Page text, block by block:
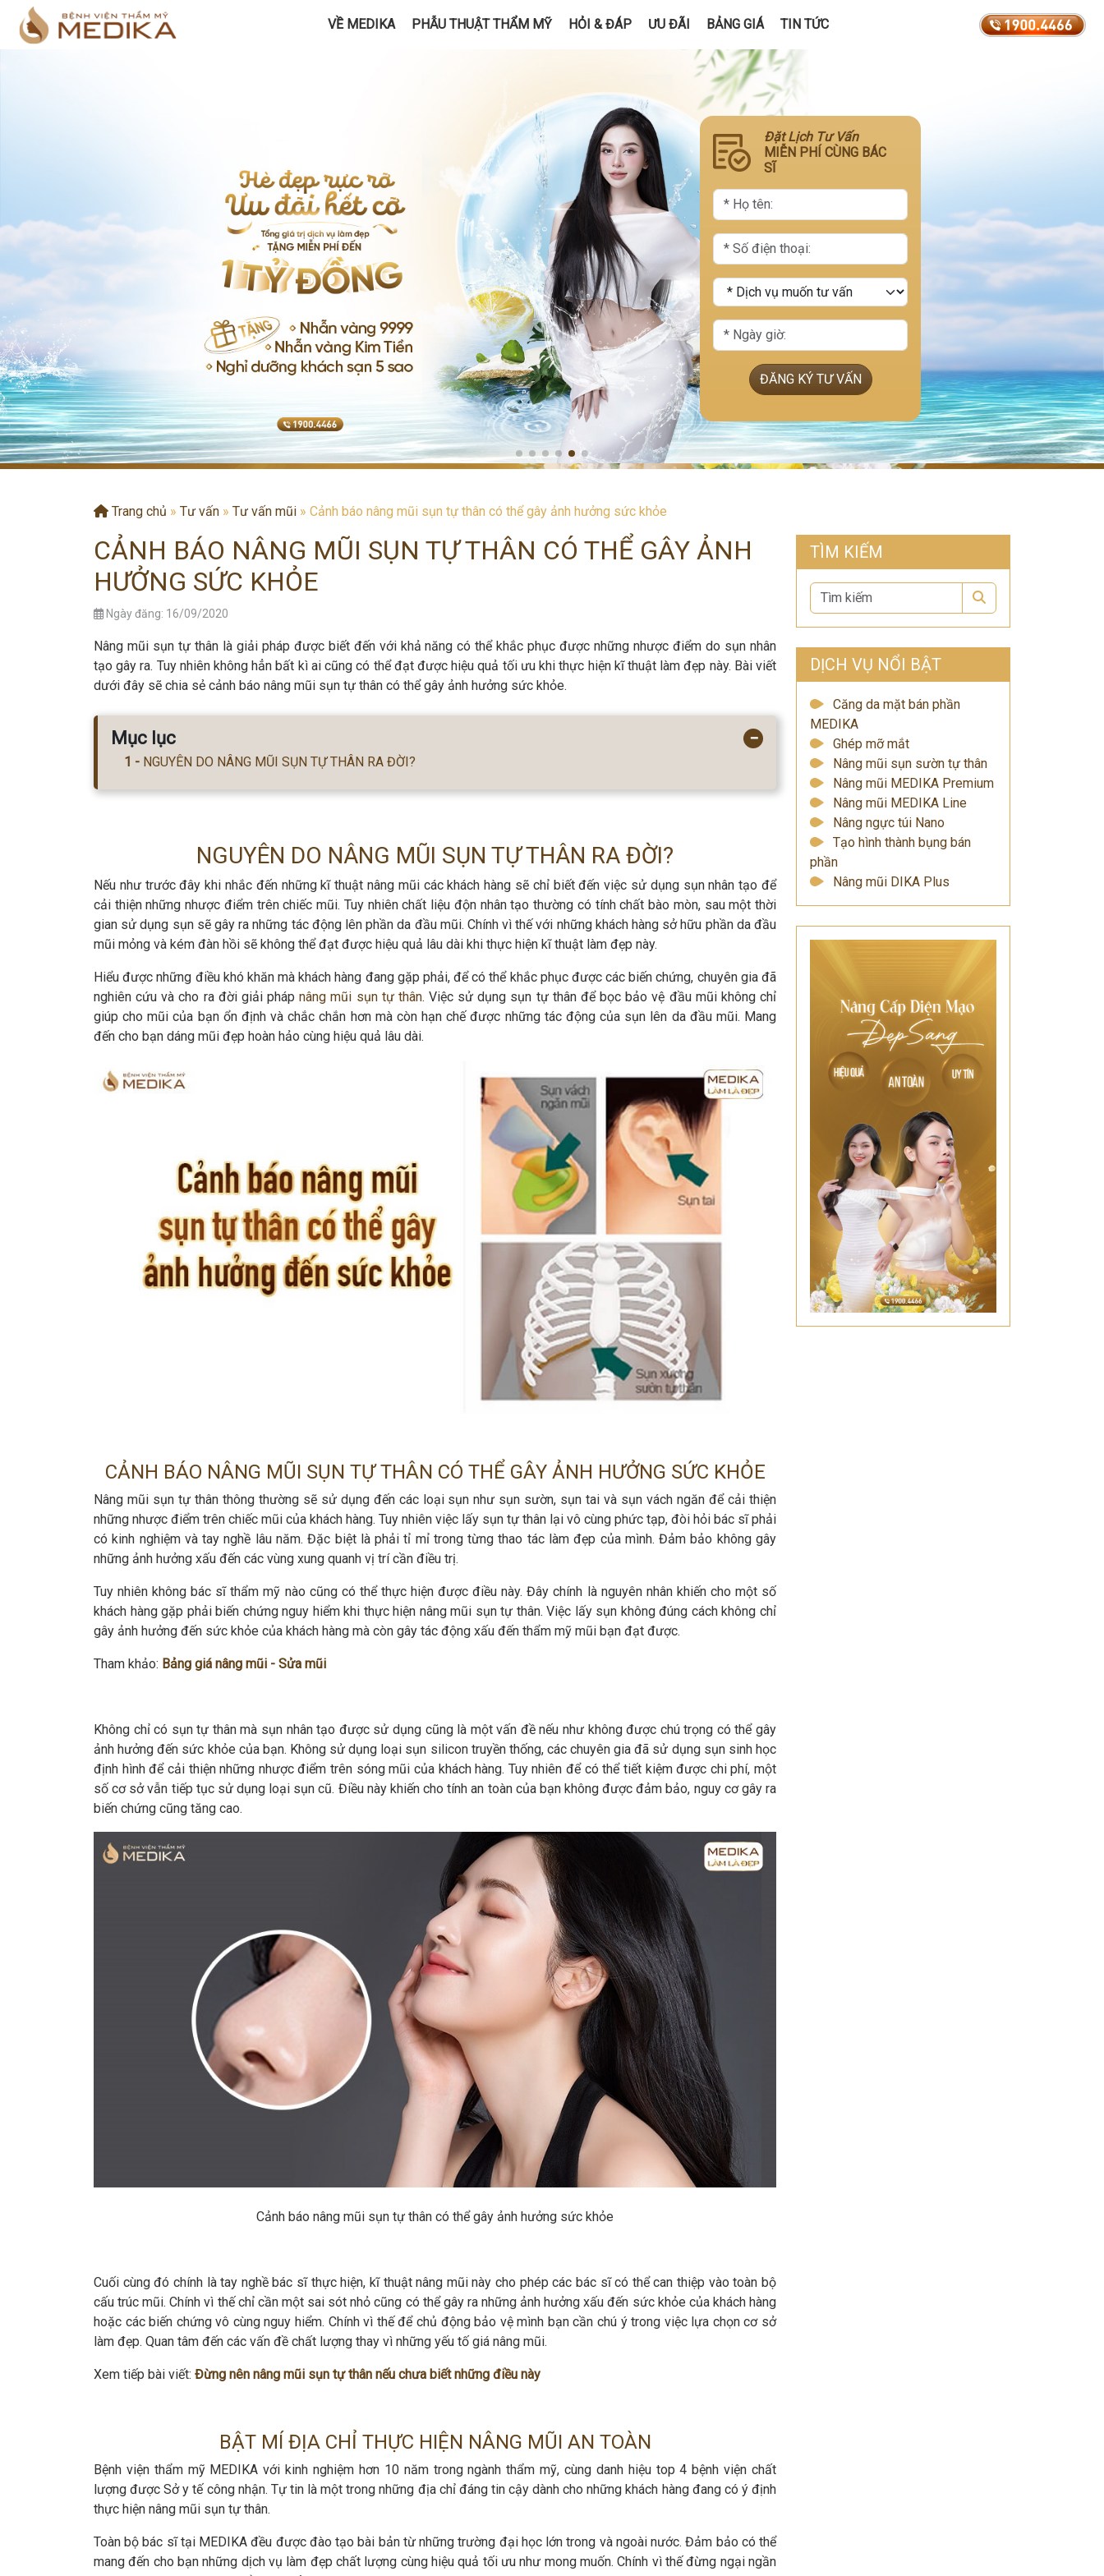
VỀ MEDIKA PHẪU THUẬT THẨM MỸ HỎI & ĐÁP ƯU ĐÃI BẢNG GIÁ TIN TỨC
Đặt Lịch Tư Vấn
MIỄN PHÍ CÙNG BÁC
SĨ
ĐĂNG KÝ TƯ VẤN
Trang chủ » Tư vấn » Tư vấn mũi » Cảnh báo nâng mũi sụn tự thân có thể gây ảnh hưởng sức khỏe
CẢNH BÁO NÂNG MŨI SỤN TỰ THÂN CÓ THỂ GÂY ẢNH
HƯỞNG SỨC KHỎE
Ngày đăng: 16/09/2020
Nâng mũi sụn tự thân là giải pháp được biết đến với khả năng có thể khắc phục được những nhược điểm do sụn nhân
tạo gây ra. Tuy nhiên không hẳn bất kì ai cũng có thể đạt được hiệu quả tối ưu khi thực hiện kĩ thuật làm đẹp này. Bài viết
dưới đây sẽ chia sẻ cảnh báo nâng mũi sụn tự thân có thể gây ảnh hưởng sức khỏe.
Mục lục −
NGUYÊN DO NÂNG MŨI SỤN TỰ THÂN RA ĐỜI?
NGUYÊN DO NÂNG MŨI SỤN TỰ THÂN RA ĐỜI?
Nếu như trước đây khi nhắc đến những kĩ thuật nâng mũi các khách hàng sẽ chỉ biết đến việc sử dụng sụn nhân tạo để
cải thiện những nhược điểm trên chiếc mũi. Tuy nhiên chất liệu độn nhân tạo thường có tính chất bào mòn, sau một thời
gian sử dụng sụn sẽ gây ra những tác động lên phần da đầu mũi. Chính vì thế với những khách hàng sở hữu phần da đầu
mũi mỏng và kém đàn hồi sẽ không thể đạt được hiệu quả lâu dài khi thực hiện kĩ thuật làm đẹp này.
Hiểu được những điều khó khăn mà khách hàng đang gặp phải, để có thể khắc phục được các biến chứng, chuyên gia đã
nghiên cứu và cho ra đời giải phápnâng mũi sụn tự thân. Việc sử dụng sụn tự thân để bọc bảo vệ đầu mũi không chỉ
giúp cho mũi của bạn ổn định và chắc chắn hơn mà còn hạn chế được những tác động của sụn lên da đầu mũi. Mang
đến cho bạn dáng mũi đẹp hoàn hảo cùng hiệu quả lâu dài.
CẢNH BÁO NÂNG MŨI SỤN TỰ THÂN CÓ THỂ GÂY ẢNH HƯỞNG SỨC KHỎE
Nâng mũi sụn tự thân thông thường sẽ sử dụng đến các loại sụn như sụn sườn, sụn tai và sụn vách ngăn để cải thiện
những nhược điểm trên chiếc mũi của khách hàng. Tuy nhiên việc lấy sụn tự thân lại vô cùng phức tạp, đòi hỏi bác sĩ phải
có kinh nghiệm và tay nghề lâu năm. Đặc biệt là phải tỉ mỉ trong từng thao tác làm đẹp của mình. Đảm bảo không gây
những ảnh hưởng xấu đến các vùng xung quanh vị trí cần điều trị.
Tuy nhiên không bác sĩ thẩm mỹ nào cũng có thể thực hiện được điều này. Đây chính là nguyên nhân khiến cho một số
khách hàng gặp phải biến chứng nguy hiểm khi thực hiện nâng mũi sụn tự thân. Việc lấy sụn không đúng cách không chỉ
gây ảnh hưởng đến sức khỏe của khách hàng mà còn gây tác động xấu đến thẩm mỹ mũi bạn đạt được.
Tham khảo: Bảng giá nâng mũi - Sửa mũi
Không chỉ có sụn tự thân mà sụn nhân tạo được sử dụng cũng là một vấn đề nếu như không được chú trọng có thể gây
ảnh hưởng đến sức khỏe của bạn. Không sử dụng loại sụn silicon truyền thống, các chuyên gia đã sử dụng sụn sinh học
định hình để cải thiện những nhược điểm trên sóng mũi của khách hàng. Tuy nhiên để có thể tiết kiệm được chi phí, một
số cơ sở vẫn tiếp tục sử dụng loại sụn cũ. Điều này khiến cho tính an toàn của bạn không được đảm bảo, nguy cơ gây ra
biến chứng cũng tăng cao.
Cảnh báo nâng mũi sụn tự thân có thể gây ảnh hưởng sức khỏe
Cuối cùng đó chính là tay nghề bác sĩ thực hiện, kĩ thuật nâng mũi này cho phép các bác sĩ có thể can thiệp vào toàn bộ
cấu trúc mũi. Chính vì thế chỉ cần một sai sót nhỏ cũng có thể gây ra những ảnh hưởng xấu đến sức khỏe của khách hàng
hoặc các biến chứng vô cùng nguy hiểm. Chính vì thế để chủ động bảo vệ mình bạn cần chú ý trong việc lựa chọn cơ sở
làm đẹp. Quan tâm đến các vấn đề chất lượng thay vì những yếu tố giá nâng mũi.
Xem tiếp bài viết: Đừng nên nâng mũi sụn tự thân nếu chưa biết những điều này
BẬT MÍ ĐỊA CHỈ THỰC HIỆN NÂNG MŨI AN TOÀN
Bệnh viện thẩm mỹ MEDIKA với kinh nghiệm hơn 10 năm trong ngành thẩm mỹ, cùng danh hiệu top 4 bệnh viện chất
lượng được Sở y tế công nhận. Tự tin là một trong những địa chỉ đáng tin cậy dành cho những khách hàng đang có ý định
thực hiện nâng mũi sụn tự thân.
Toàn bộ bác sĩ tại MEDIKA đều được đào tạo bài bản từ những trường đại học lớn trong và ngoài nước. Đảm bảo có thể
mang đến cho bạn những dịch vụ làm đẹp chất lượng cùng hiệu quả tối ưu như mong muốn. Chính vì thế đừng ngại ngần
TÌM KIẾM
DỊCH VỤ NỔI BẬT
Căng da mặt bán phần
MEDIKA
Ghép mỡ mắt
Nâng mũi sụn sườn tự thân
Nâng mũi MEDIKA Premium
Nâng mũi MEDIKA Line
Nâng ngực túi Nano
Tạo hình thành bụng bán
phần
Nâng mũi DIKA Plus